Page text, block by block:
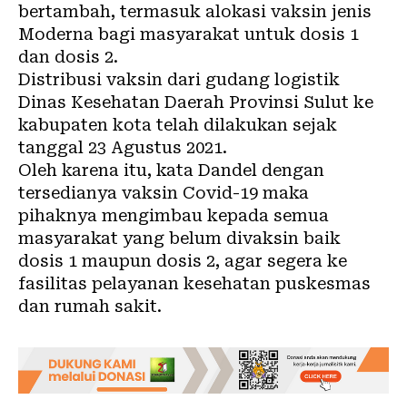
bertambah, termasuk alokasi vaksin jenis
Moderna bagi masyarakat untuk dosis 1
dan dosis 2.
Distribusi vaksin dari gudang logistik
Dinas Kesehatan Daerah Provinsi Sulut ke
kabupaten kota telah dilakukan sejak
tanggal 23 Agustus 2021.
Oleh karena itu, kata Dandel dengan
tersedianya vaksin Covid-19 maka
pihaknya mengimbau kepada semua
masyarakat yang belum divaksin baik
dosis 1 maupun dosis 2, agar segera ke
fasilitas pelayanan kesehatan puskesmas
dan rumah sakit.